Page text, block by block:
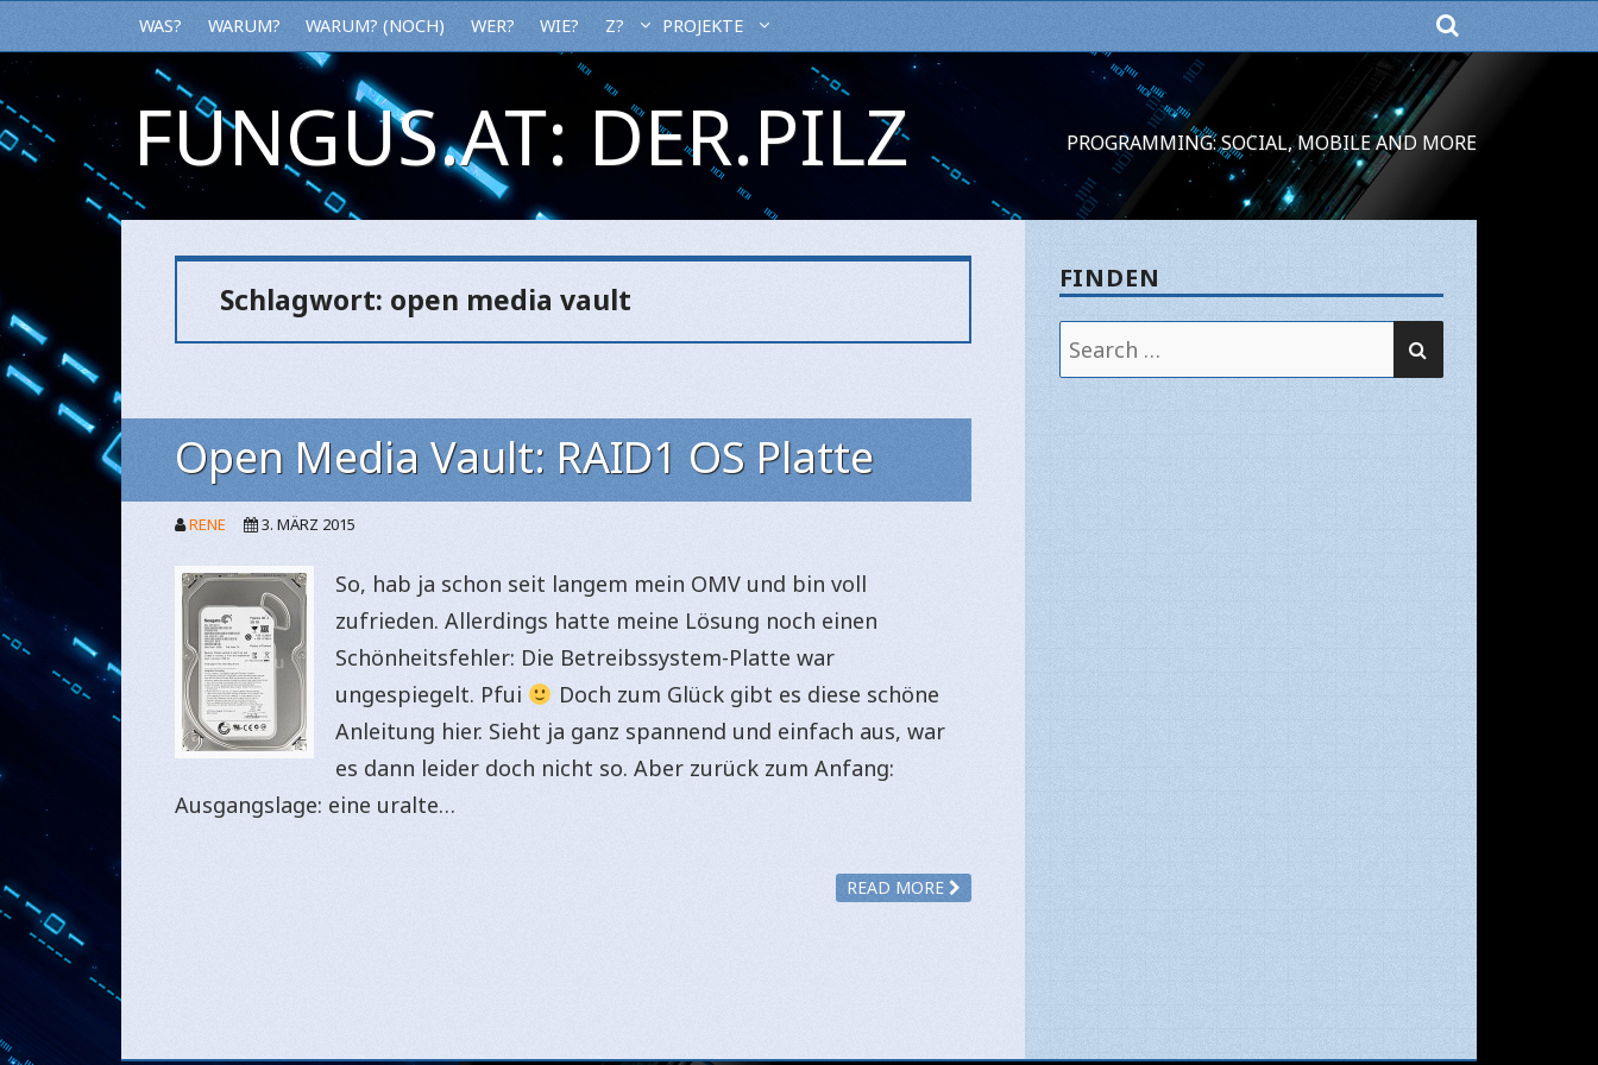
WAS? WARUM? WARUM? (NOCH) WER? WIE? Z? PROJEKTE
FUNGUS.AT: DER.PILZ PROGRAMMING: SOCIAL, MOBILE AND MORE
Schlagwort: open media vault
Open Media Vault: RAID1 OS Platte
RENE 3. MÄRZ 2015
So, hab ja schon seit langem mein OMV und bin voll
zufrieden. Allerdings hatte meine Lösung noch einen
Schönheitsfehler: Die Betreibssystem-Platte war
ungespiegelt. Pfui
Doch zum Glück gibt es diese schöne
Anleitung hier. Sieht ja ganz spannend und einfach aus, war
es dann leider doch nicht so. Aber zurück zum Anfang:
Ausgangslage: eine uralte…
READ MORE
FINDEN
Search
for: